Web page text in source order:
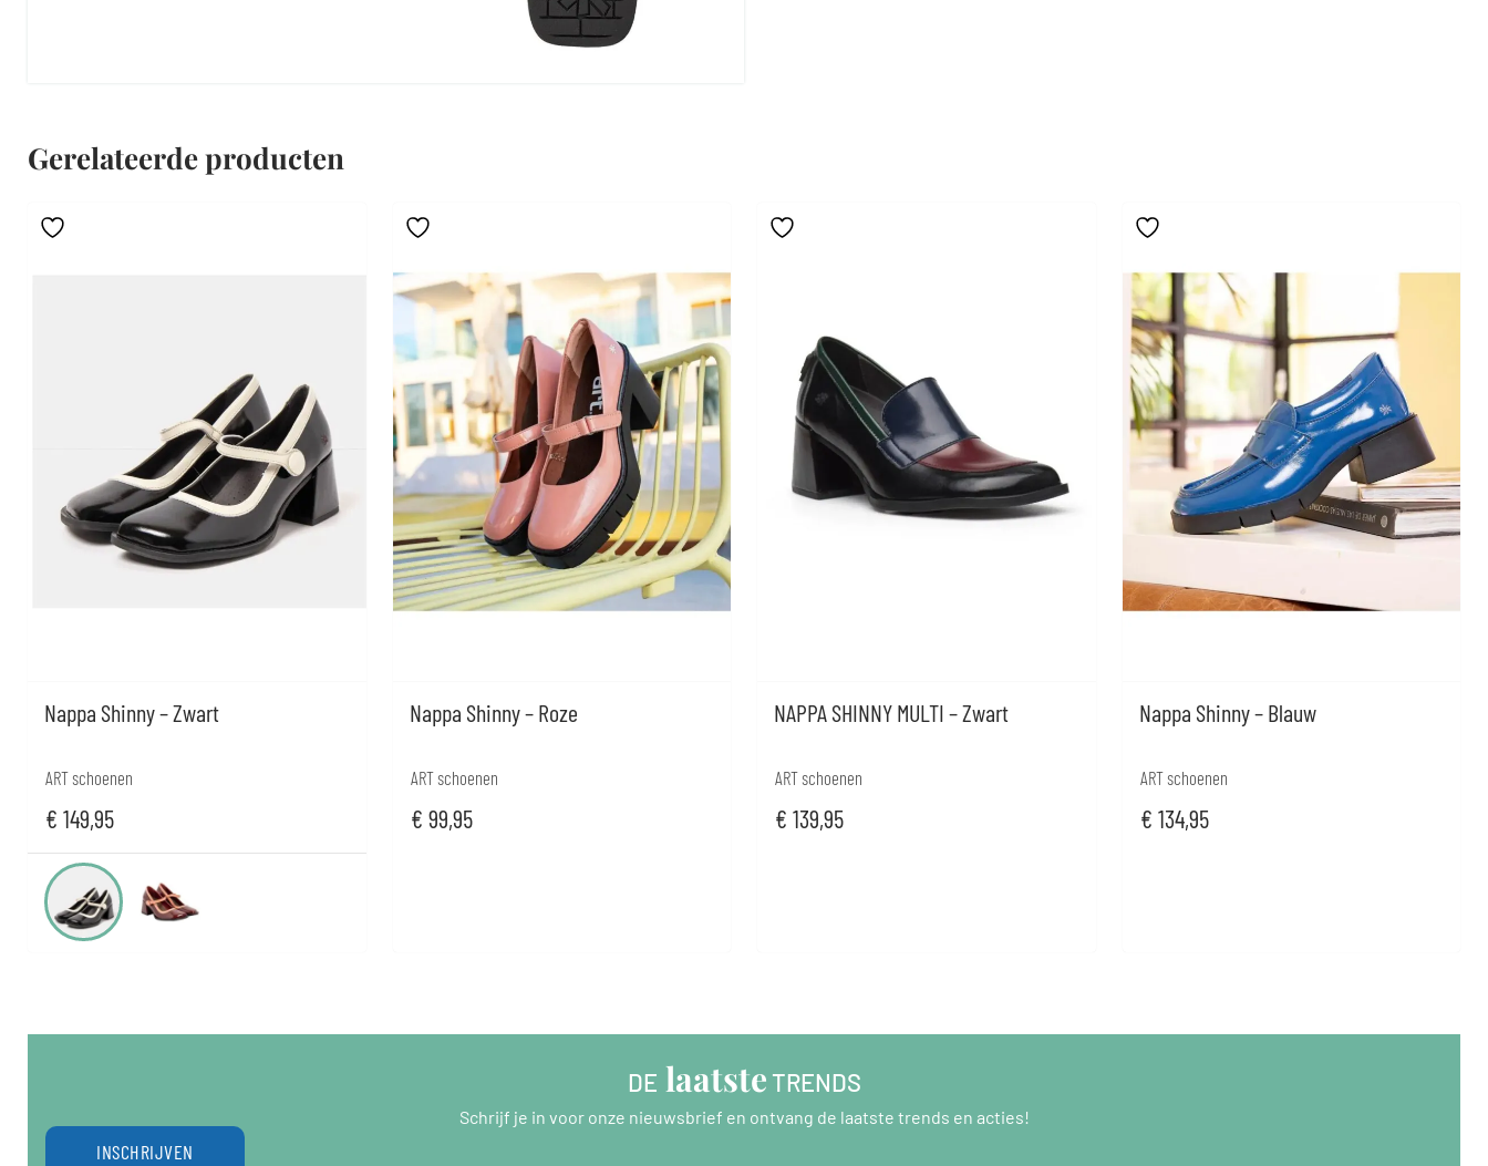
Gerelateerde producten
Nappa Shinny – Zwart
ART schoenen
€ 149,95
Nappa Shinny – Roze
ART schoenen
€ 99,95
NAPPA SHINNY MULTI – Zwart
ART schoenen
€ 139,95
Nappa Shinny – Blauw
ART schoenen
€ 134,95
DE laatste TRENDS
Schrijf je in voor onze nieuwsbrief en ontvang de laatste trends en acties!
INSCHRIJVEN